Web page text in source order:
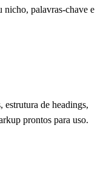
nicho, palavras-chave e
de headings,
prontos para uso.